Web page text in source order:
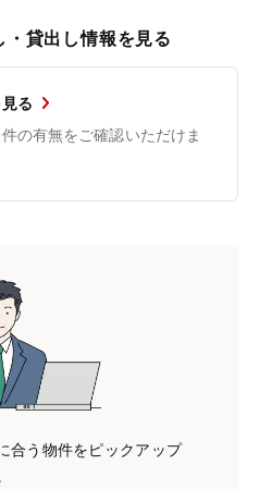
貸出し情報を見る
る
の有無をご確認いただけま
合う物件をピックアップ